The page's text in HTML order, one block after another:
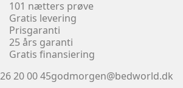
101 nætters prøve
Gratis levering
Prisgaranti
25 års garanti
Gratis finansiering
26 20 00 45godmorgen@bedworld.dk